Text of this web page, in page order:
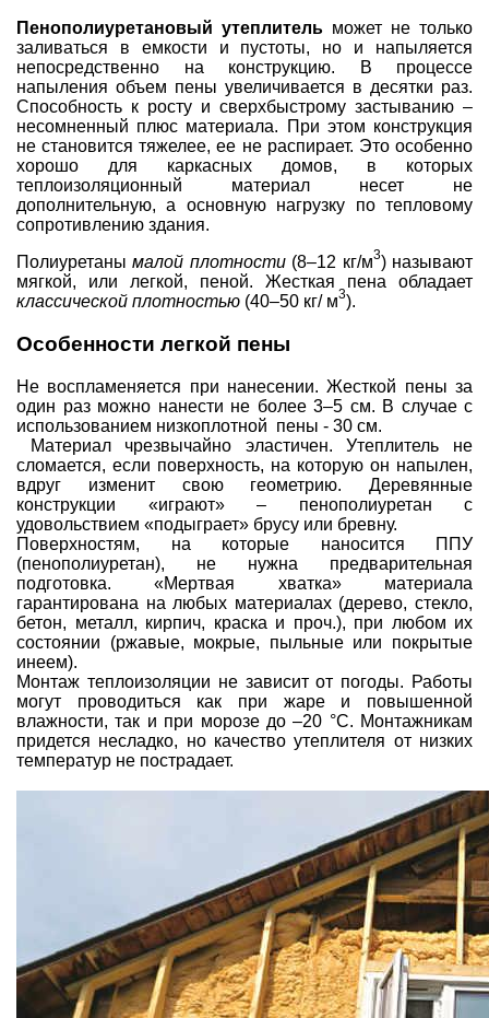
Пенополиуретановый утеплитель может не только
заливаться в емкости и пустоты, но и напыляется
непосредственно на конструкцию. В процессе
напыления объем пены увеличивается в десятки раз.
Способность к росту и сверхбыстрому застыванию –
несомненный плюс материала. При этом конструкция
не становится тяжелее, ее не распирает. Это особенно
хорошо для каркасных домов, в которых
теплоизоляционный материал несет не
дополнительную, а основную нагрузку по тепловому
сопротивлению здания.
Полиуретанымалой плотности(8–12 кг/м3) называют
мягкой, или легкой, пеной. Жесткая
пена обладает
классической плотностью (40–50 кг/ м3).
Особенности легкой пены
Не воспламеняется при нанесении. Жесткой пены за
один раз можно нанести не более 3–5 см. В случае с
использованием низкоплотной пены - 30 см.
Материал чрезвычайно эластичен. Утеплитель не
сломается, если поверхность, на которую он напылен,
вдруг изменит свою геометрию. Деревянные
конструкции «играют» – пенополиуретан с
удовольствием «подыграет» брусу или бревну.
Поверхностям, на которые наносится ППУ
(пенополиуретан), не нужна предварительная
подготовка. «Мертвая хватка» материала
гарантирована на любых материалах (дерево, стекло,
бетон, металл, кирпич, краска и проч.), при любом их
состоянии (ржавые, мокрые, пыльные или покрытые
инеем).
Монтаж теплоизоляции не зависит от погоды. Работы
могут проводиться как при жаре и повышенной
влажности, так и при морозе до –20 °С. Монтажникам
придется несладко, но качество утеплителя от низких
температур не пострадает.